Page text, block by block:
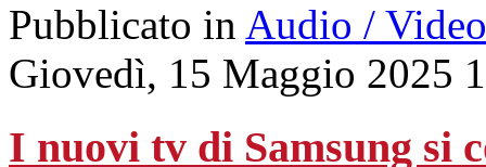
Pubblicato in Audio / Video
Giovedì, 15 Maggio 2025
I nuovi tv di Samsung si